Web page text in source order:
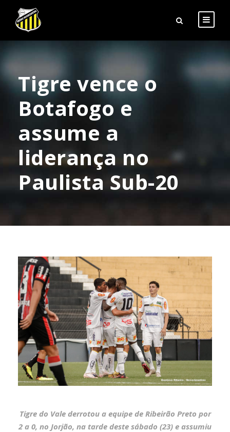
Tigre vence o
Botafogo e
assume a
liderança no
Paulista Sub-20
Tigre do Vale derrotou a equipe de Ribeirão Preto por
2 a 0, no Jorjão, na tarde deste sábado (23) e assumiu